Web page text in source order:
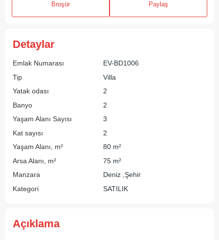
Broşür Paylaş
Detaylar
Emlak Numarası
EV-BD1006
Tip
Villa
Yatak odası
2
Banyo
2
Yaşam Alanı Sayısı
3
Kat sayısı
2
Yaşam Alanı, m²
80 m²
Arsa Alanı, m²
75 m²
Manzara
Deniz ,Şehir
Kategori
SATILIK
Açıklama